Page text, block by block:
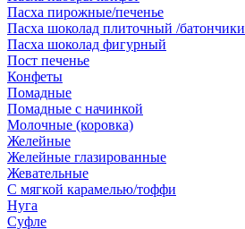
Пасха пирожные/печенье
Пасха шоколад плиточный /батончики
Пасха шоколад фигурный
Пост печенье
Конфеты
Помадные
Помадные с начинкой
Молочные (коровка)
Желейные
Желейные глазированные
Жевательные
С мягкой карамелью/тоффи
Нуга
Суфле